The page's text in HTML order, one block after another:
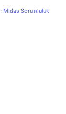
Midas Sorumluluk